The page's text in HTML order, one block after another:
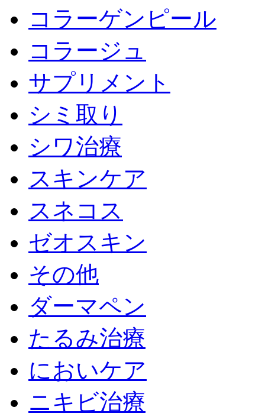
コラーゲンピール
コラージュ
サプリメント
シミ取り
シワ治療
スキンケア
スネコス
ゼオスキン
その他
ダーマペン
たるみ治療
においケア
ニキビ治療